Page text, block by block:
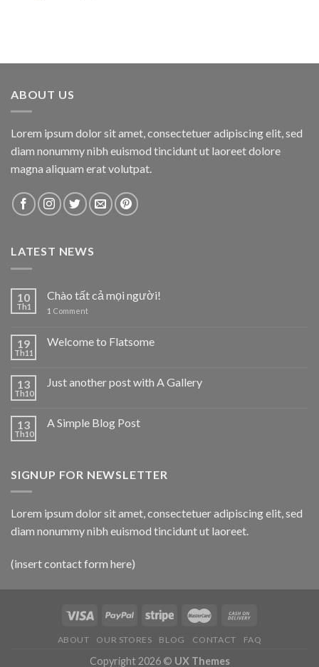
ABOUT US
Lorem ipsum dolor sit amet, consectetuer adipiscing elit, sed
diam nonummy nibh euismod tincidunt ut laoreet dolore
magna aliquam erat volutpat.
LATEST NEWS
10
Th1
Chào tất cả mọi người!
1 Comment
19
Th11
Welcome to Flatsome
13
Th10
Just another post with A Gallery
13
Th10
A Simple Blog Post
SIGNUP FOR NEWSLETTER
Lorem ipsum dolor sit amet, consectetuer adipiscing elit, sed
diam nonummy nibh euismod tincidunt ut laoreet.
(insert contact form here)
ABOUT OUR STORES BLOG CONTACT FAQ
Copyright 2026 © UX Themes